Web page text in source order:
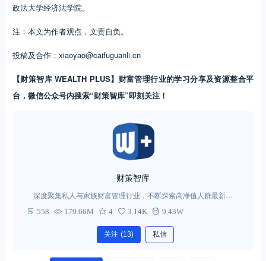
政法大学经济法学院。
注：本文为作者观点，文责自负。
投稿及合作：xiaoyao@caifuguanli.cn
【财策智库 WEALTH PLUS】财富管理行业的学习分享及资源整合平
台，微信公众号内搜索“财策智库”即刻关注！
财策智库
深度聚集私人与家族财富管理行业，不断探索高净值人群最新需
求。
558 179.66M 4 3.14K 9.43W
关注 (13) 私信